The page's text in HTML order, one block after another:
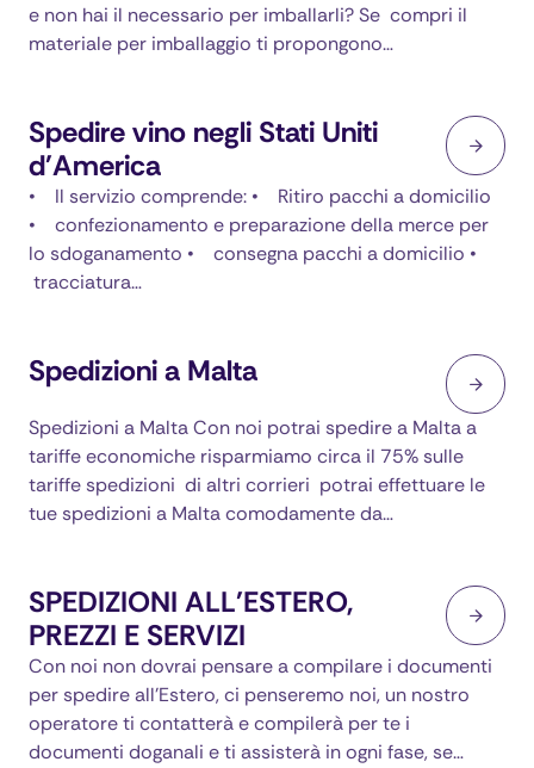
e non hai il necessario per imballarli? Se compri il
materiale per imballaggio ti propongono…
Spedire vino negli Stati Uniti
d'America
• Il servizio comprende: • Ritiro pacchi a domicilio
• confezionamento e preparazione della merce per
lo sdoganamento • consegna pacchi a domicilio •
tracciatura…
Spedizioni a Malta
Spedizioni a Malta Con noi potrai spedire a Malta a
tariffe economiche risparmiamo circa il 75% sulle
tariffe spedizioni di altri corrieri potrai effettuare le
tue spedizioni a Malta comodamente da…
SPEDIZIONI ALL'ESTERO,
PREZZI E SERVIZI
Con noi non dovrai pensare a compilare i documenti
per spedire all'Estero, ci penseremo noi, un nostro
operatore ti contatterà e compilerà per te i
documenti doganali e ti assisterà in ogni fase, se…